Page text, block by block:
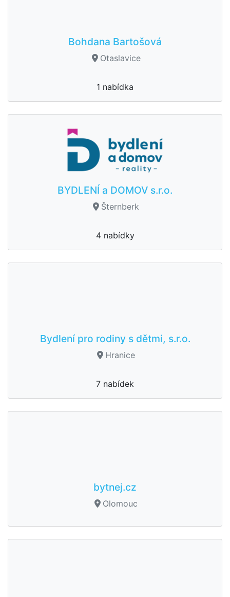
Bohdana Bartošová
Otaslavice
1 nabídka
BYDLENÍ a DOMOV s.r.o.
Šternberk
4 nabídky
Bydlení pro rodiny s dětmi, s.r.o.
Hranice
7 nabídek
bytnej.cz
Olomouc